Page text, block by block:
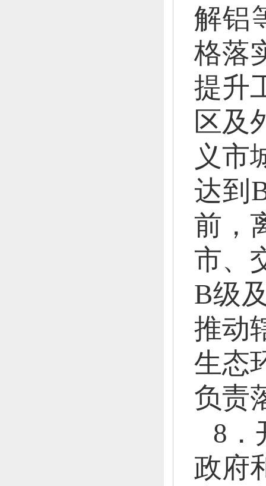
解铝
格落
提升
区及
义市
达到
前，
市、
B级
推动
生态
负责
8．
政府